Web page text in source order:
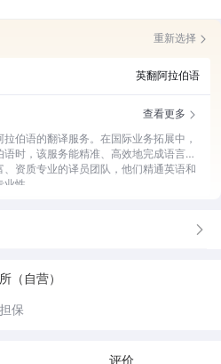
重新选择
英翻阿拉伯语
查看更多
伯语的翻译服务。在国际业务拓展中，
时，该服务能精准、高效地完成语言转
资质专业的译员团队，他们精通英语和
性。
需求，以高效的工作流程，确保在约定
提供持续的咨询服务，解答客户在使用
（自营）
保
评价